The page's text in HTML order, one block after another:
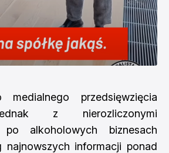
medialnego przedsięwzięcia
z nierozliczonymi
po alkoholowych biznesach
najnowszych informacji ponad